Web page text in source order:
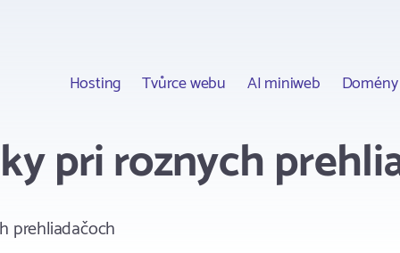
Hosting Tvůrce webu AI miniweb Domény
pri roznych
prehliadačoch